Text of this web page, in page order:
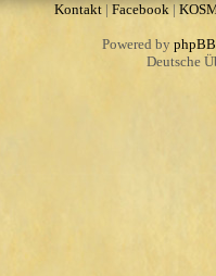
Kontakt| Facebook|
Powered by phpBB
Deutsche